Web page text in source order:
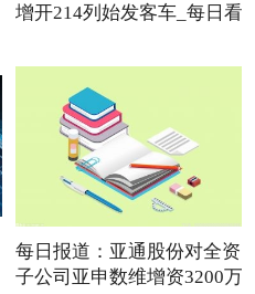
增开214列始发客车_每日看
每日报道：亚通股份对全资
子公司亚申数维增资3200万